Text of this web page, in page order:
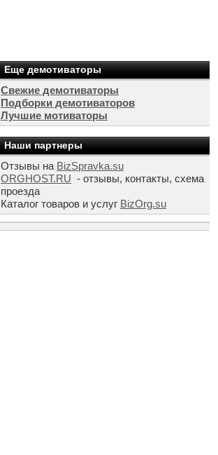
Еще демотиваторы
Свежие демотиваторы
Подборки демотиваторов
Лучшие мотиваторы
Наши партнеры
Отзывы на BizSpravka.su
ORGHOST.RU - отзывы, контакты, схема
проезда
Каталог товаров и услуг BizOrg.su